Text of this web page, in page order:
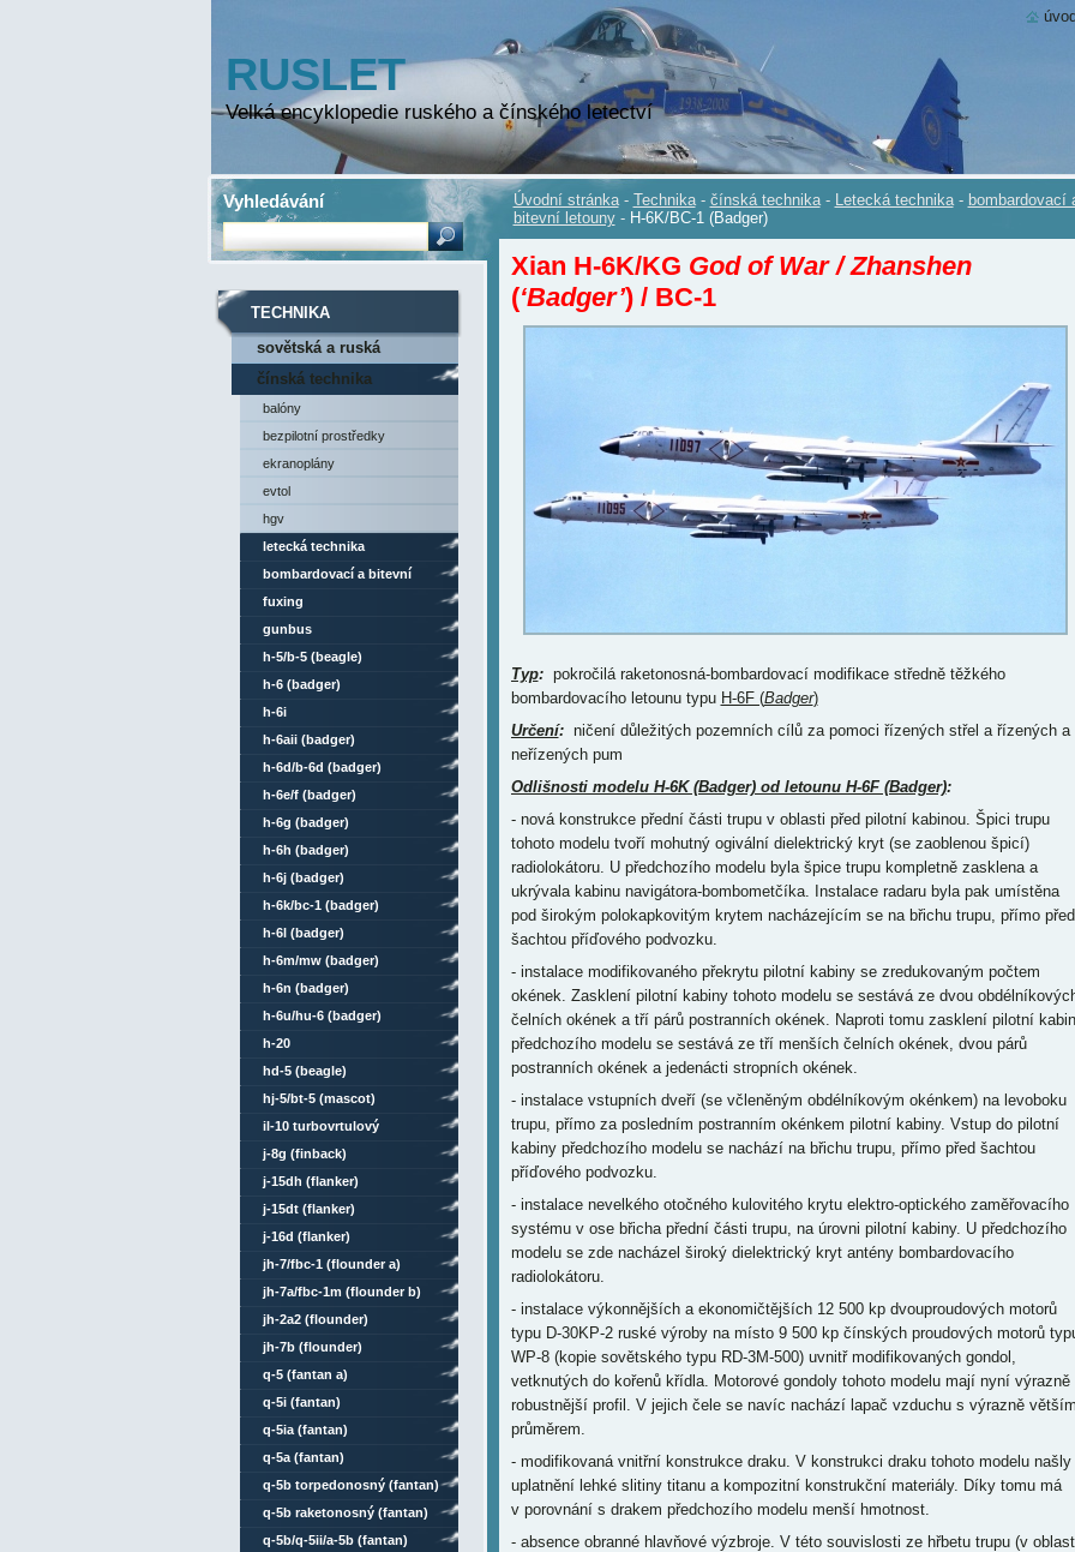
RUSLET
Velká encyklopedie ruského a čínského letectví
Úvodní stránka - Technika - čínská technika - Letecká technika - bombardovací
bitevní letouny - H-6K/BC-1 (Badger)
Xian H-6K/KG God of War / Zhanshen
(‘Badger’) / BC-1
Typ:pokročilá raketonosná-bombardovací modifikace středně těžkého
bombardovacího letounu typu H-6F (Badger)
Určení:ničení důležitých pozemních cílů za pomoci řízených střel a řízených a
neřízených pum
Odlišnosti modelu H-6K (Badger) od letounu H-6F (Badger):
- nová konstrukce přední části trupu v oblasti před pilotní kabinou. Špici trupu
tohoto modelu tvoří mohutný ogivální dielektrický kryt (se zaoblenou špicí)
radiolokátoru. U předchozího modelu byla špice trupu kompletně zasklena a
ukrývala kabinu navigátora-bombometčíka. Instalace radaru byla pak umístěna
pod širokým polokapkovitým krytem nacházejícím se na břichu trupu, přímo před
šachtou příďového podvozku.
- instalace modifikovaného překrytu pilotní kabiny se zredukovaným počtem
okének. Zasklení pilotní kabiny tohoto modelu se sestává ze dvou
čelních okének a tří párů postranních okének. Naproti tomu zasklení pilotní
předchozího modelu se sestává ze tří menších čelních okének, dvou párů
postranních okének a jedenácti stropních okének.
- instalace vstupních dveří (se včleněným obdélníkovým okénkem) na levoboku
trupu, přímo za posledním postranním okénkem pilotní kabiny. Vstup do pilotní
kabiny předchozího modelu se nachází na břichu trupu, přímo před šachtou
příďového podvozku.
- instalace nevelkého otočného kulovitého krytu elektro-optického zaměřovacího
systému v ose břicha přední části trupu, na úrovni pilotní kabiny. U předchozího
modelu se zde nacházel široký dielektrický kryt antény bombardovacího
radiolokátoru.
- instalace výkonnějších a ekonomičtějších 12 500 kp dvouproudových motorů
typu D-30KP-2 ruské výroby na místo 9 500 kp čínských proudových motorů
WP-8 (kopie sovětského typu RD-3M-500) uvnitř modifikovaných gondol,
vetknutých do kořenů křídla. Motorové gondoly tohoto modelu mají nyní výrazně
robustnější profil. V jejich čele se navíc nachází lapač vzduchu s výrazně
průměrem.
- modifikovaná vnitřní konstrukce draku. V konstrukci draku tohoto modelu našly
uplatnění lehké slitiny titanu a kompozitní konstrukční materiály. Díky tomu má
v porovnání s drakem předchozího modelu menší hmotnost.
- absence obranné hlavňové výzbroje. V této souvislosti ze hřbetu trupu (v
TECHNIKA
sovětská a ruská
technika
čínská technika
balóny
bezpilotní prostředky
ekranoplány
evtol
hgv
letecká technika
bombardovací a bitevní
letouny
fuxing
gunbus
h-5/b-5 (beagle)
h-6 (badger)
h-6i
h-6aii (badger)
h-6d/b-6d (badger)
h-6e/f (badger)
h-6g (badger)
h-6h (badger)
h-6j (badger)
h-6k/bc-1 (badger)
h-6l (badger)
h-6m/mw (badger)
h-6n (badger)
h-6u/hu-6 (badger)
h-20
hd-5 (beagle)
hj-5/bt-5 (mascot)
il-10 turbovrtulový
j-8g (finback)
j-15dh (flanker)
j-15dt (flanker)
j-16d (flanker)
jh-7/fbc-1 (flounder a)
jh-7a/fbc-1m (flounder b)
jh-2a2 (flounder)
jh-7b (flounder)
q-5 (fantan a)
q-5i (fantan)
q-5ia (fantan)
q-5a (fantan)
q-5b torpedonosný (fantan)
q-5b raketonosný (fantan)
q-5b/q-5ii/a-5b (fantan)
Vyhledávání